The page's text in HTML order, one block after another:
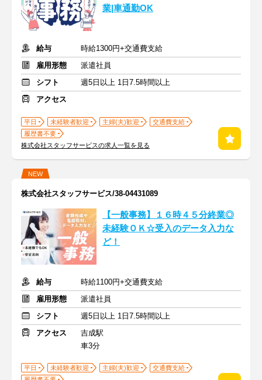
業|車通勤OK
給与
時給1300円+交通費支給
雇用形態
派遣社員
シフト
週5日以上 1日7.5時間以上
アクセス
平日 未経験者歓迎 主婦(夫)歓迎
交通費支給
履歴書不要
株式会社スタッフサービスの求人一覧を見る
NEW
株式会社スタッフサービス/38-04431089
【一般事務】１６時４５分終業◎
未経験ＯＫ☆受入のデータ入力な
ど！
給与
時給1100円+交通費支給
雇用形態
派遣社員
シフト
週5日以上 1日7.5時間以上
アクセス
吉成駅
車3分
平日 未経験者歓迎 主婦(夫)歓迎
交通費支給